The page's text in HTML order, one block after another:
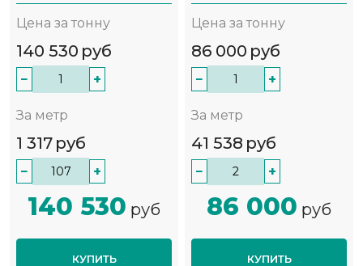
Цена за тонну
140 530 руб
− +
За метр
1 317 руб
− +
140 530 руб
КУПИТЬ
Цена за тонну
86 000 руб
− +
За метр
41 538 руб
− +
86 000 руб
КУПИТЬ